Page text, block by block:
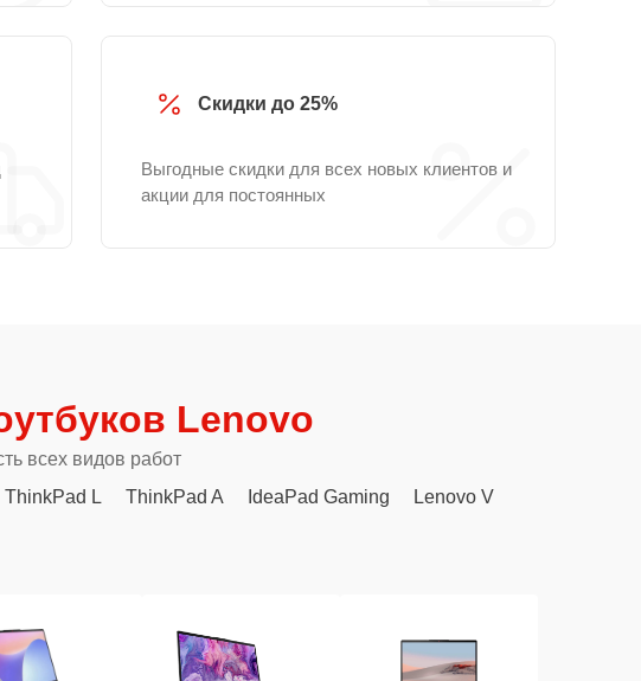
Скидки до 25%
Выгодные скидки для всех новых клиентов и
акции для постоянных
Lenovo
всех видов работ
ThinkPad L ThinkPad A IdeaPad Gaming
Lenovo V